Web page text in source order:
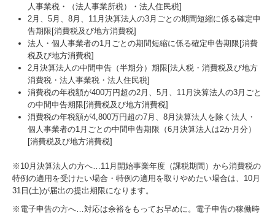
人事業税・（法人事業所税）・法人住民税]
2月、5月、8月、11月決算法人の3月ごとの期間短縮に係る確定申
告期限[消費税及び地方消費税]
法人・個人事業者の1月ごとの期間短縮に係る確定申告期限[消費
税及び地方消費税]
2月決算法人の中間申告（半期分）期限[法人税・消費税及び地方
消費税・法人事業税・法人住民税]
消費税の年税額が400万円超の2月、5月、11月決算法人の3月ごと
の中間申告期限[消費税及び地方消費税]
消費税の年税額が4,800万円超の7月、8月決算法人を除く法人・
個人事業者の1月ごとの中間申告期限（6月決算法人は2か月分）
[消費税及び地方消費税]
※10月決算法人の方へ…11月開始事業年度（課税期間）から消費税の
特例の適用を受けたい場合・特例の適用を取りやめたい場合は、10月
31日(土)が届出の提出期限になります。
※電子申告の方へ…対応は余裕をもってお早めに。電子申告の稼働時